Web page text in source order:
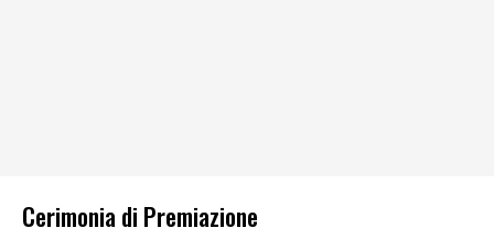
Cerimonia di Premiazione